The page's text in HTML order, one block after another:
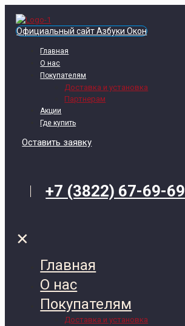
Официальный сайт Азбуки Окон
Главная
О нас
Покупателям
Доставка и установка
Партнерам
Акции
Где купить
Оставить заявку
+7 (3822) 67-69-69
✕
Главная
О нас
Покупателям
Доставка и установка